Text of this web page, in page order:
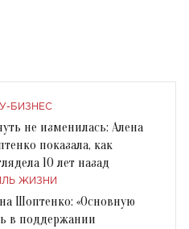
БИЗНЕС
не изменилась: Алена
показала, как
10 лет назад
ЖИЗНИ
Шоптенко: «Основную
в поддержании